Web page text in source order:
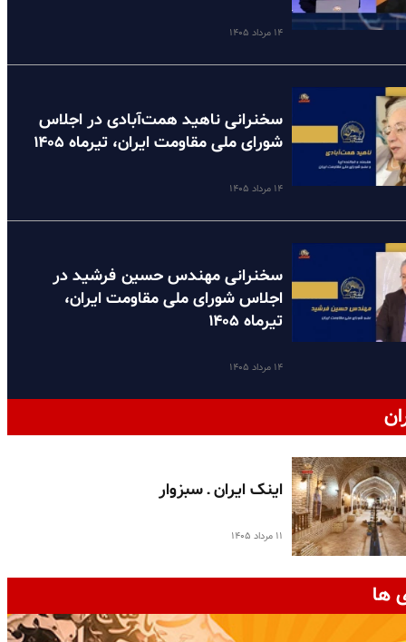
۱۴ مرداد ۱۴۰۵
سخنرانی ناهید همت‌آبادی در اجلاس
شورای ملی مقاومت ایران، تیرماه ۱۴۰۵
۱۴ مرداد ۱۴۰۵
سخنرانی مهندس حسین فرشید در
اجلاس شورای ملی مقاومت ایران،
تیرماه ۱۴۰۵
۱۴ مرداد ۱۴۰۵
اینک ایران ـ سبزوار
۱۱ مرداد ۱۴۰۵
ها